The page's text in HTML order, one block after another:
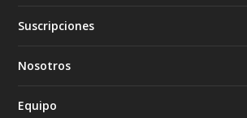
Suscripciones
Nosotros
Equipo